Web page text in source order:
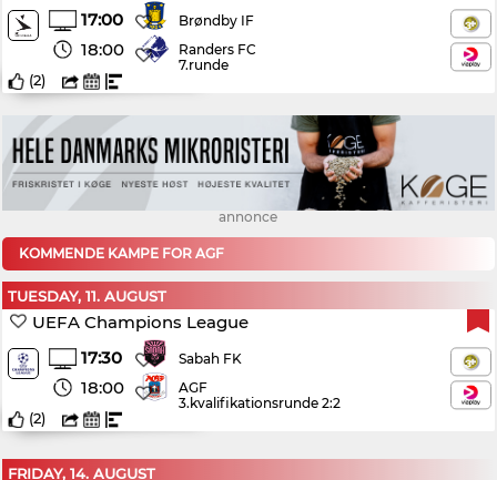
17:00
18:00
Brøndby IF
Randers FC
7.runde
(2)
annonce
KOMMENDE KAMPE FOR AGF
TUESDAY, 11. AUGUST
UEFA Champions League
17:30
18:00
Sabah FK
AGF
3.kvalifikationsrunde 2:2
(2)
FRIDAY, 14. AUGUST